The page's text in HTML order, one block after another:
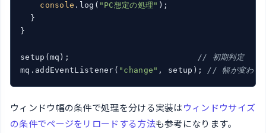
console .log( "PC想定の処理" );
  }
}
setup(mq); // 初期判定
mq.addEventListener( "change" , setup); // 幅が変わっ
ウィンドウ幅の条件で処理を分ける実装はウィンドウサイズ
の条件でページをリロードする方法も参考になります。